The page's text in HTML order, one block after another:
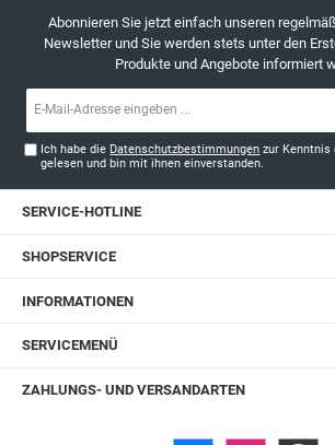
Abonnieren Sie jetzt einfach unseren
Newsletter und Sie werden stets unter den
Produkte und Angebote informiert
Ich habe die Datenschutzbestimmungen zur
gelesen und bin mit ihnen einverstanden.
SERVICE-HOTLINE
SHOPSERVICE
INFORMATIONEN
SERVICEMENÜ
ZAHLUNGS- UND VERSANDARTEN